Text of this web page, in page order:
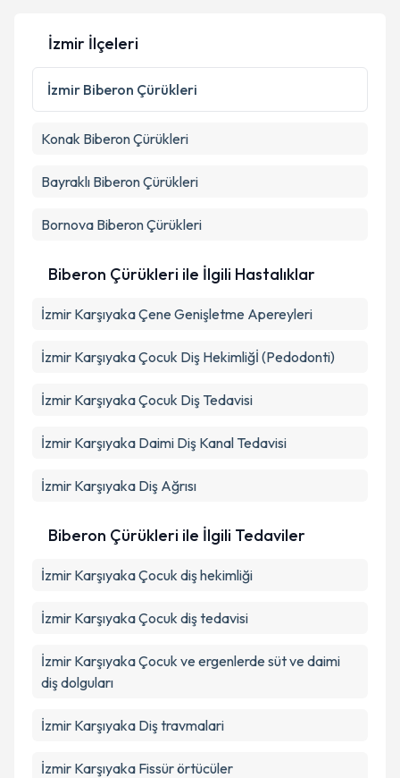
İzmir İlçeleri
İzmir Biberon Çürükleri
Konak Biberon Çürükleri
Bayraklı Biberon Çürükleri
Bornova Biberon Çürükleri
Biberon Çürükleri ile İlgili Hastalıklar
İzmir Karşıyaka Çene Genişletme Apereyleri
İzmir Karşıyaka Çocuk Diş Hekimliğİ (Pedodonti)
İzmir Karşıyaka Çocuk Diş Tedavisi
İzmir Karşıyaka Daimi Diş Kanal Tedavisi
İzmir Karşıyaka Diş Ağrısı
Biberon Çürükleri ile İlgili Tedaviler
İzmir Karşıyaka Çocuk diş hekimliği
İzmir Karşıyaka Çocuk diş tedavisi
İzmir Karşıyaka Çocuk ve ergenlerde süt ve daimi
diş dolguları
İzmir Karşıyaka Diş travmalari
İzmir Karşıyaka Fissür örtücüler